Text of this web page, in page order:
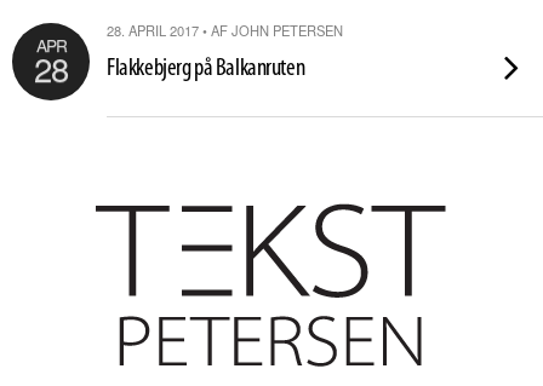
APR
28
28. APRIL 2017 • AF JOHN PETERSEN
Flakkebjerg på Balkanruten